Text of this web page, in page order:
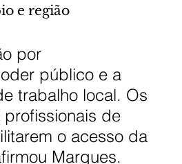
e região
por
público e a
trabalho local. Os
de
o acesso da
Marques.